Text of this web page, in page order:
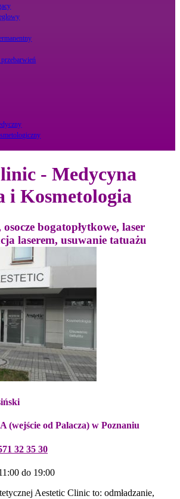
- Medycyna
i Kosmetologia
bogatopłytkowe, laser
laserem, usuwanie tatuażu
(wejście od Palacza) w Poznaniu
32 35 30
do 19:00
Aestetic Clinic to: odmładzanie,